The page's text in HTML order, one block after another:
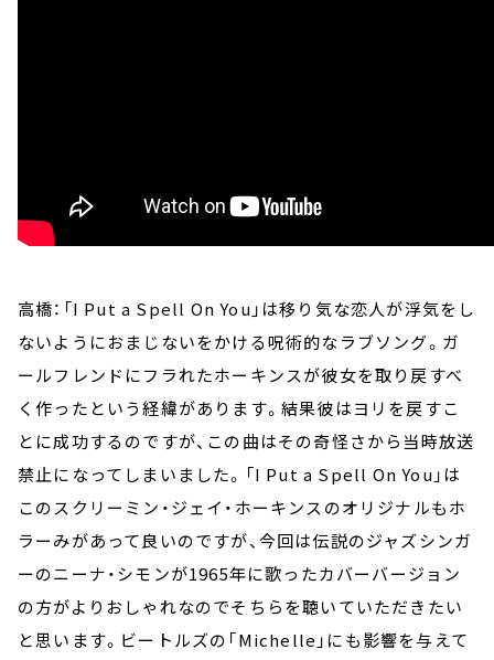
高橋：「I Put a Spell On You」は移り気な恋人が浮気をし
ないようにおまじないをかける呪術的なラブソング。ガ
ールフレンドにフラれたホーキンスが彼女を取り戻すべ
く作ったという経緯があります。結果彼はヨリを戻すこ
とに成功するのですが、この曲はその奇怪さから当時放送
禁止になってしまいました。「I Put a Spell On You」は
このスクリーミン・ジェイ・ホーキンスのオリジナルもホ
ラーみがあって良いのですが、今回は伝説のジャズシンガ
ーのニーナ・シモンが1965年に歌ったカバーバージョン
の方がよりおしゃれなのでそちらを聴いていただきたい
と思います。ビートルズの「Michelle」にも影響を与えて